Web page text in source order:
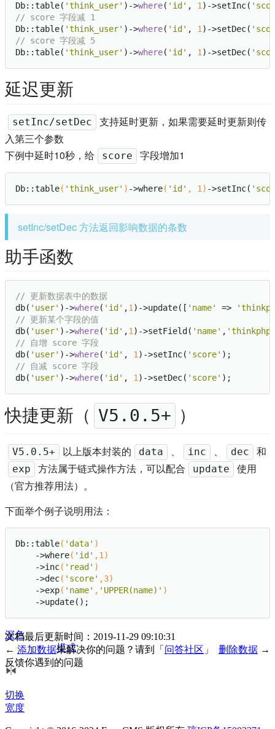
Db::table( 'think_user' )->where( 'id' , 1)->setInc(
// score 字段减 1
Db::table( 'think_user' )->where( 'id' , 1)->setDec(
// score 字段减 5
Db::table( 'think_user' )->where( 'id' , 1)->setDec(
延迟更新
setInc/setDec
支持延时更新，如果需要延时更新则传
入第三个参数
下例中延时10秒，给
score 字段增加1
Db::table( 'think_user' ) ->where( 'id' , 1 ) ->setInc(
setInc/setDec 方法返回影响数据的条数
助手函数
// 更新数据表中的数据
db( 'user' )->where( 'id' ,1 )->update([ 'name' =>
// 更新某个字段的值
db( 'user' )->where( 'id' ,1 )->setField( 'name' , 'thinkphp'
// 自增 score 字段
db( 'user' )->where( 'id' , 1 )->setInc( 'score'
// 自减 score 字段
db( 'user' )->where( 'id' , 1 )->setDec( 'score'
快捷更新（ V5.0.5+ ）
V5.0.5+ 以上版本封装的 data 、 inc 、 dec 和
exp 方法属于链式操作方法，可以配合 update
使用
（官方推荐用法）。
下面举个例子说明用法：
Db::table( 'data' )
    ->
where( 'id' ,1)
    ->
inc( 'read' )
    ->
dec( 'score' ,3)
    ->
exp( 'name' , 'UPPER(name)' )
    ->
update();
文档最后更新时间：2019-11-29 09:10:31
← 添加数据 删除数据 →
未解决你的问题？请到「 问答社区 」
反馈你遇到的问题
深色
模式
切换
宽度